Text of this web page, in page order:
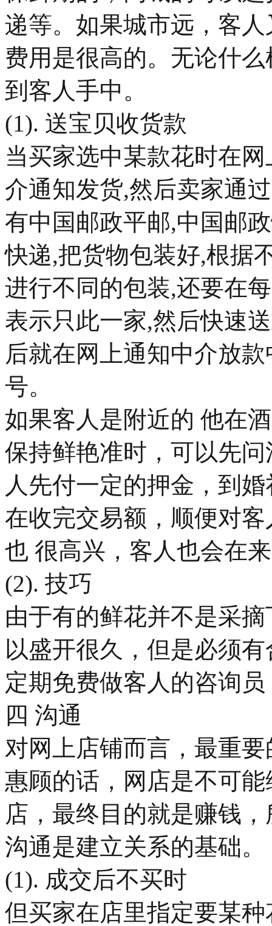
递等。如果城市远，客
费用是很高的。无论什
到客人手中。
(1). 送宝贝收货款
当买家选中某款花时在
介通知发货,然后卖家通
有中国邮政平邮,中国邮
快递,把货物包装好,根据
进行不同的包装,还要在
表示只此一家,然后快速
后就在网上通知中介放
号。
如果客人是附近的 他在
保持鲜艳准时，可以先
人先付一定的押金，到
在收完交易额，顺便对
也 很高兴，客人也会在
(2). 技巧
由于有的鲜花并不是采
以盛开很久，但是必须
定期免费做客人的咨询
四 沟通
对网上店铺而言，最重
惠顾的话，网店是不可
店，最终目的就是赚钱
沟通是建立关系的基础。
(1). 成交后不买时
但买家在店里指定要某